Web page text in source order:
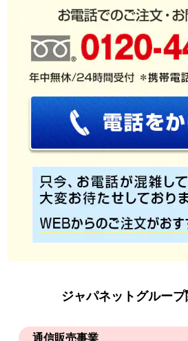
ジャパネットグループ
通信販売事業